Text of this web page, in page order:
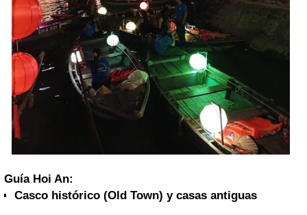
Guía Hoi An:
Casco histórico (Old Town) y casas antiguas